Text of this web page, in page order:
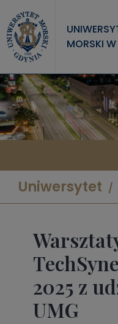
MORSKI
UNIWERSYTET
STUDIA
NAUKA
Uniwersytet
2025 z
UMG